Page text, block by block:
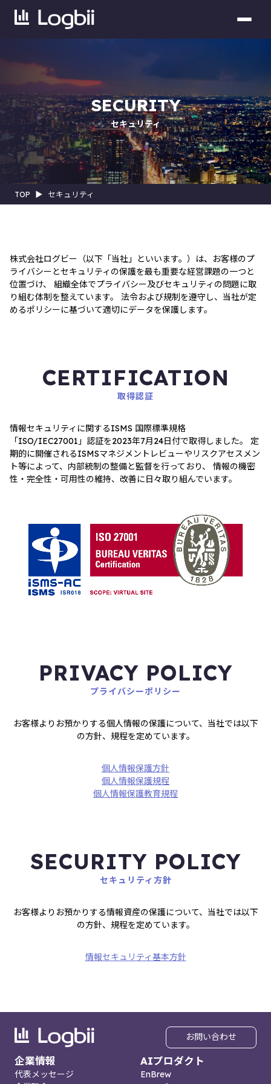
SECURITY
セキュリティ
TOP ▶︎ セキュリティ
株式会社ログビー（以下「当社」といいます。）は、お客様のプ
ライバシーとセキュリティの保護を最も重要な経営課題の一つと
位置づけ、 組織全体でプライバシー及びセキュリティの問題に取
り組む体制を整えています。 法令および規制を遵守し、当社が定
めるポリシーに基づいて適切にデータを保護します。
CERTIFICATION
取得認証
情報セキュリティに関するISMS 国際標準規格
「ISO/IEC27001」認証を2023年7月24日付で取得しました。 定
期的に開催されるISMSマネジメントレビューやリスクアセスメン
ト等によって、内部統制の整備と監督を行っており、 情報の機密
性・完全性・可用性の維持、改善に日々取り組んでいます。
PRIVACY POLICY
プライバシーポリシー
お客様よりお預かりする個人情報の保護について、当社では以下
の方針、規程を定めています。
個人情報保護方針
個人情報保護規程
個人情報保護教育規程
SECURITY POLICY
セキュリティ方針
お客様よりお預かりする情報資産の保護について、当社では以下
の方針、規程を定めています。
情報セキュリティ基本方針
お問い合わせ
企業情報
代表メッセージ
AIプロダクト
EnBrew